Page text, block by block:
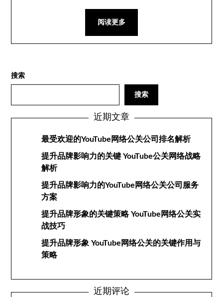
阅读更多
搜索
搜索
近期文章
最受欢迎的YouTube网络公关公司排名解析
提升品牌影响力的关键 YouTube公关网络战略
解析
提升品牌影响力的YouTube网络公关公司服务
方案
提升品牌形象的关键策略 YouTube网络公关实
战技巧
提升品牌形象 YouTube网络公关的关键作用与
策略
近期评论